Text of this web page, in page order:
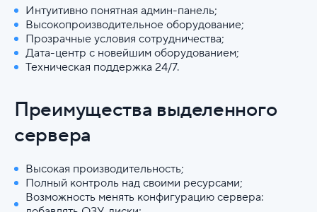
Интуитивно понятная админ-панель;
Высокопроизводительное оборудование;
Прозрачные условия сотрудничества;
Дата-центр с новейшим оборудованием;
Техническая поддержка 24/7.
Преимущества выделенного
сервера
Высокая производительность;
Полный контроль над своими ресурсами;
Возможность менять конфигурацию сервера: